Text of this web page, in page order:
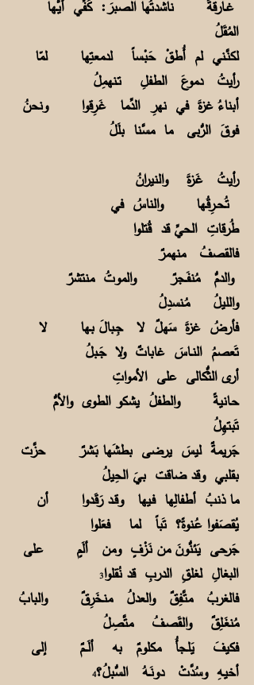
غــارقةً ناشدتُها الصبرَ: كُفِّي أيَّـها
المُقَلُ
لكنَّـني لم أُطقْ حَبْـساً لدمعتِها لمّا
رأيتُ دموعَ الطفلِ تـنهمِلُ
أبناءُ غزةَ في نهرِ الدِّما غَـرِقوا ونحنُ
فوقَ الرُّبى ما مسَّنا بلَلُ
رأيتُ غَـزةَ والنيرانُ
تُـحــرِقُـها والناسُ في
طُرقاتِ الحيِّ قد قُتلوا
فالقصفُ منهمرٌ
والدمُّ مُنفَــجرٌ والموتُ منتشرٌ
والليلُ مُـنسدِلُ
فأرضُ غزةَ سَهلٌ لا جِـبالَ بـها لا
تَعصمُ النــاسَ غاباتٌ ولا جَـبلُ
أرى الثُّكالى على الأمواتِ
حـانيةً والطفلُ يشكو الطوى والأمُّ
تَبتهِلُ
جَريمةٌ ليسَ يرضى بطشَها بَـشرٌ حزَّت
بقلبي وقد ضاقت بيَ الحِيلُ
ما ذنبُ أطفالِها فـيها وقــد رَقَـدوا أن
يُقصَفوا عُـنوةً؟ تَباً لما فعَلوا
جَرحى يَئنُّونَ من نَـزْفٍ ومن ألَمٍ على
البغالِ لغلقِ الدربِ قد نُقلوا3
فالغربُ متَّـفِقٌ والعدلُ منـخَرِقٌ والبابُ
مُنغَـلِقٌ والقَصـفُ متَّصِلُ
فكيفَ يَلـجأُ مكلومٌ به ألَـــمٌ إلى
أخيـهِ وسُدَّتْ دونَــهُ السُّبلُ؟4